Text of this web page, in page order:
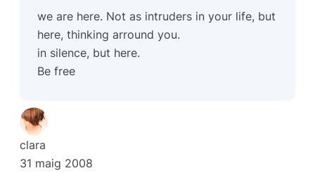
we are here. Not as intruders in your life, but
here, thinking arround you.
in silence, but here.
Be free
clara
31 maig 2008